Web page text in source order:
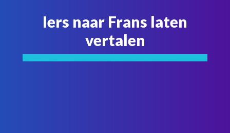
Iers naar Frans laten
vertalen